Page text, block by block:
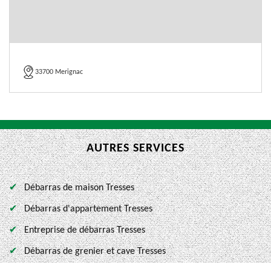
33700 Merignac
AUTRES SERVICES
Débarras de maison Tresses
Débarras d'appartement Tresses
Entreprise de débarras Tresses
Débarras de grenier et cave Tresses